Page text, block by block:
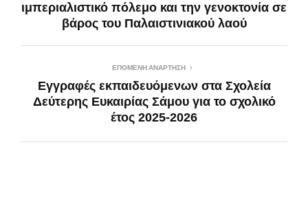
ιμπεριαλιστικό πόλεμο και την γενοκτονία σε
βάρος του Παλαιστινιακού λαού
ΕΠΌΜΕΝΗ ΑΝΆΡΤΗΣΗ
Εγγραφές εκπαιδευόμενων στα Σχολεία
Δεύτερης Ευκαιρίας Σάμου για το σχολικό
έτος 2025-2026